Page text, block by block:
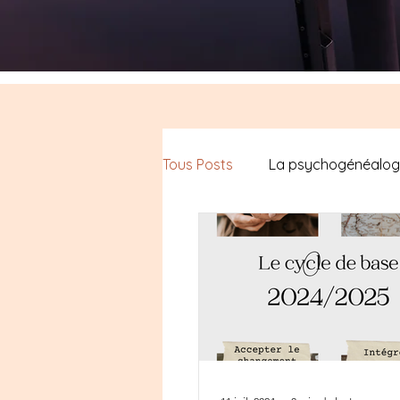
Tous Posts La